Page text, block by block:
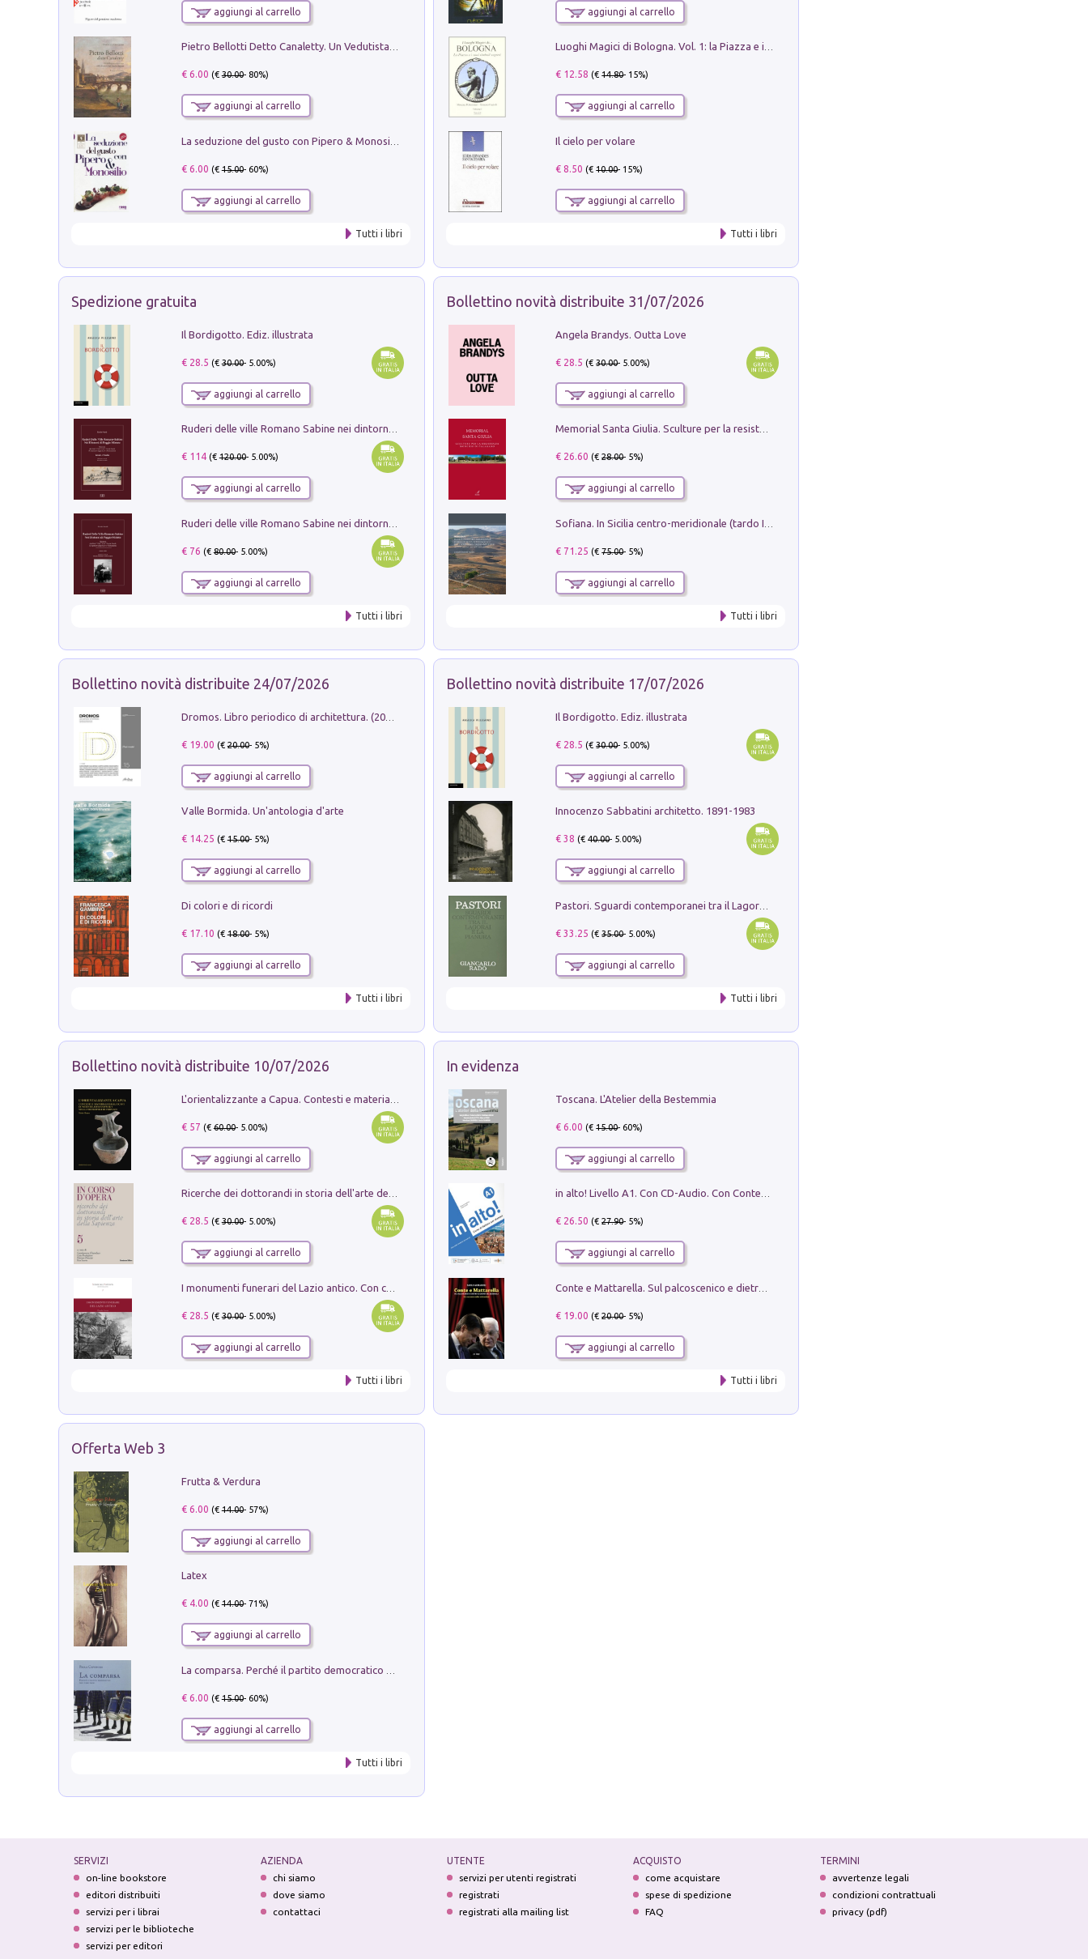
aggiungi al carrello
Pietro Bellotti Detto Canaletty. Un Vedutista Veneziano nella Francia dell'Ancien Régime
€ 6.00 (€30.00- 80%)
aggiungi al carrello
€ 6.00 (€15.00- 60%)
aggiungi al carrello
Tutti i libri
aggiungi al carrello
Luoghi Magici di Bologna. Vol. 1: la Piazza e i Suoi Simboli Segreti
€ 12.58 (€14.80- 15%)
aggiungi al carrello
Il cielo per volare
€ 8.50 (€10.00- 15%)
aggiungi al carrello
Tutti i libri
Spedizione gratuita
Il Bordigotto. Ediz. illustrata
€ 28.5 (€30.00- 5.00%)
aggiungi al carrello
Ruderi delle ville Romano Sabine nei dintorni di Poggio Mirteto. Illustrati dal dott.re prof.re cav.re Ercole Nardi regio ispettore degli scavi e monumenti. Anno 1885. Tavole e studio. Con 25 tavole fuori testo in cartella editoriale
€ 114(€120.00- 5.00%)
aggiungi al carrello
€ 76 (€80.00- 5.00%)
aggiungi al carrello
Tutti i libri
Bollettino novità distribuite 31/07/2026
Angela Brandys. Outta Love
€ 28.5 (€30.00- 5.00%)
aggiungi al carrello
Memorial Santa Giulia. Sculture per la resistenza Monchio di Palagano
€ 26.60 (€28.00- 5%)
aggiungi al carrello
€ 71.25 (€75.00- 5%)
aggiungi al carrello
Tutti i libri
Bollettino novità distribuite 24/07/2026
Dromos. Libro periodico di architettura. (2026). Vol. 15: Post-model
€ 19.00 (€20.00- 5%)
aggiungi al carrello
Valle Bormida. Un'antologia d'arte
€ 14.25 (€15.00- 5%)
aggiungi al carrello
Di colori e di ricordi
€ 17.10 (€18.00- 5%)
aggiungi al carrello
Tutti i libri
Bollettino novità distribuite 17/07/2026
Il Bordigotto. Ediz. illustrata
€ 28.5 (€30.00- 5.00%)
aggiungi al carrello
Innocenzo Sabbatini architetto. 1891-1983
€ 38 (€40.00- 5.00%)
aggiungi al carrello
€ 33.25 (€35.00- 5.00%)
aggiungi al carrello
Tutti i libri
Bollettino novità distribuite 10/07/2026
€ 57 (€60.00- 5.00%)
aggiungi al carrello
Ricerche dei dottorandi in storia dell'arte della Sapienza
€ 28.5 (€30.00- 5.00%)
aggiungi al carrello
I monumenti funerari del Lazio antico. Con cartella con tavole
€ 28.5 (€30.00- 5.00%)
aggiungi al carrello
Tutti i libri
In evidenza
Toscana. L'Atelier della Bestemmia
€ 6.00 (€15.00- 60%)
aggiungi al carrello
in alto! Livello A1. Con CD-Audio. Con Contenuto digitale per accesso on line
€ 26.50 (€27.90- 5%)
aggiungi al carrello
€ 19.00 (€20.00- 5%)
aggiungi al carrello
Tutti i libri
Offerta Web 3
Frutta & Verdura
€ 6.00 (€14.00- 57%)
aggiungi al carrello
Latex
€ 4.00 (€14.00- 71%)
aggiungi al carrello
€ 6.00 (€15.00- 60%)
aggiungi al carrello
Tutti i libri
SERVIZI
on-line bookstore
editori distribuiti
servizi per i librai
servizi per le biblioteche
servizi per editori
AZIENDA
chi siamo
dove siamo
contattaci
UTENTE
servizi per utenti registrati
registrati
registrati alla mailing list
ACQUISTO
come acquistare
spese di spedizione
FAQ
TERMINI
avvertenze legali
condizioni contrattuali
privacy (pdf)